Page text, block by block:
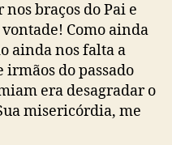
braços do Pai e
Como ainda
ainda nos falta a
irmãos do passado
era desagradar o
misericórdia, me